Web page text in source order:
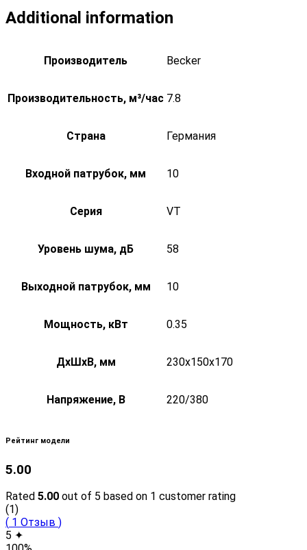
Additional information
Производитель Becker
Производительность, м³/час 7.8
Страна Германия
Входной патрубок, мм 10
Серия VT
Уровень шума, дБ 58
Выходной патрубок, мм 10
Мощность, кВт 0.35
ДxШxВ, мм 230x150x170
Напряжение, В 220/380
Рейтинг модели
5.00
Rated 5.00 out of 5 based on 1 customer rating
(1)
( 1 Отзыв )
5 ✦